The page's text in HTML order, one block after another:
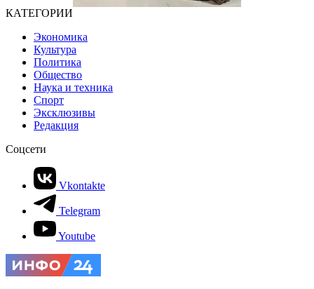
КАТЕГОРИИ
Экономика
Культура
Политика
Общество
Наука и техника
Спорт
Эксклюзивы
Редакция
Соцсети
Vkontakte
Telegram
Youtube